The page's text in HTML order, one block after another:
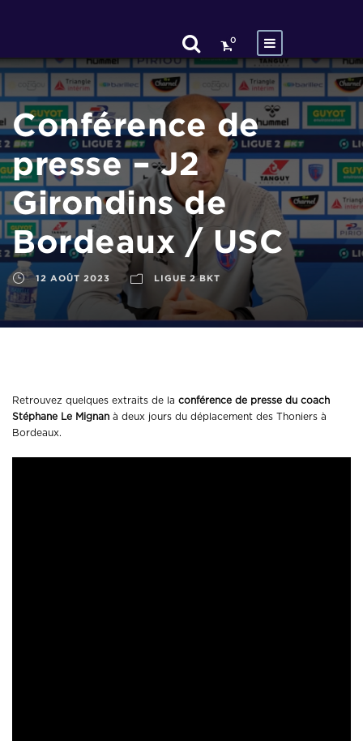
0
Conférence de
presse – J2
Girondins de
Bordeaux / USC
12 AOÛT 2023 LIGUE 2 BKT
Retrouvez quelques extraits de la conférence de presse du coach
Stéphane Le Mignan à deux jours du déplacement des Thoniers à
Bordeaux.